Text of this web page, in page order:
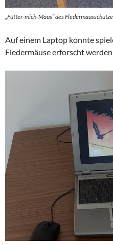
„Fütter-mich-Maus“ des
Auf einem Laptop konnte
Fledermäuse erforscht werden.